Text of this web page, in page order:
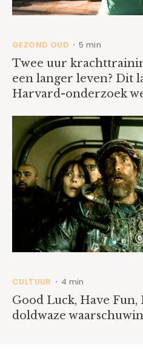
GEZOND OUD • 5 min
Twee uur
een langer leven? Dit
Harvard-onderzoek
CULTUUR • 4 min
Good Luck, Have Fun,
doldwaze